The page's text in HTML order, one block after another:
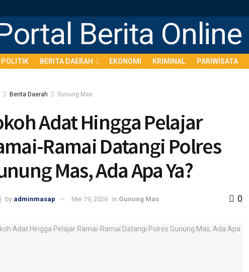
POLITIK BERITA DAERAH EKONOMI KRIMINAL PARIWISATA
Berita Daerah Gunung Mas
Adat Hingga Pelajar
Ramai Datangi Polres
Mas, Ada Apa Ya?
by adminmasap Mei 19, 2026 in Gunung Mas 0